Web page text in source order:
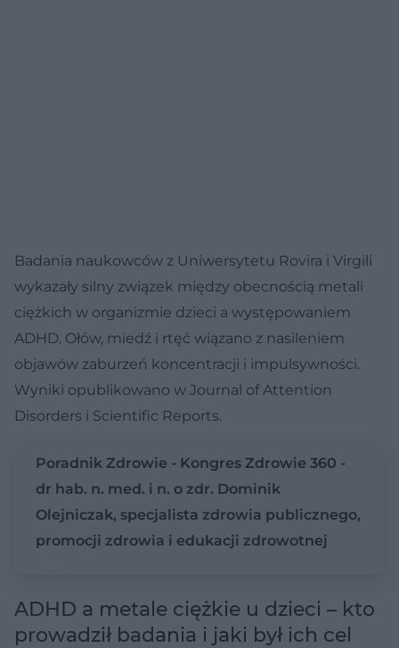
Badania naukowców z Uniwersytetu Rovira i Virgili
wykazały silny związek między obecnością metali
ciężkich w organizmie dzieci a występowaniem
ADHD. Ołów, miedź i rtęć wiązano z nasileniem
objawów zaburzeń koncentracji i impulsywności.
Wyniki opublikowano w Journal of Attention
Disorders i Scientific Reports.
Poradnik Zdrowie - Kongres Zdrowie 360 -
dr hab. n. med. i n. o zdr. Dominik
Olejniczak, specjalista zdrowia publicznego,
promocji zdrowia i edukacji zdrowotnej
ADHD a metale ciężkie u dzieci – kto
prowadził badania i jaki był ich cel